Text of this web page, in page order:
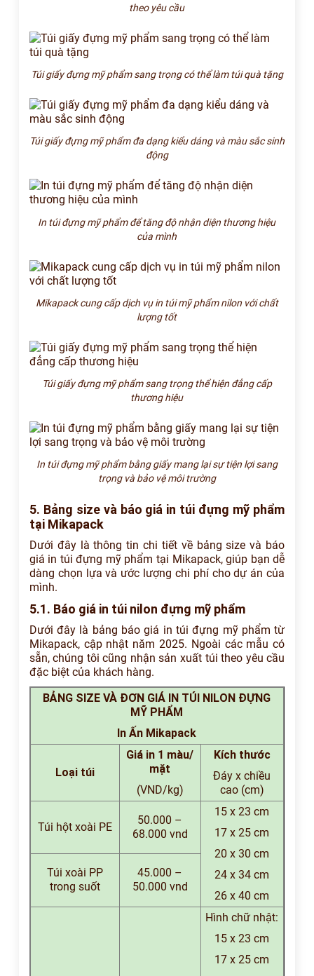
theo yêu cầu
Túi giấy đựng mỹ phẩm sang trọng có thể làm túi quà tặng
Túi giấy đựng mỹ phẩm đa dạng kiểu dáng và màu sắc sinh
động
In túi đựng mỹ phẩm để tăng độ nhận diện thương hiệu
của mình
Mikapack cung cấp dịch vụ in túi mỹ phẩm nilon với chất
lượng tốt
Túi giấy đựng mỹ phẩm sang trọng thể hiện đẳng cấp
thương hiệu
In túi đựng mỹ phẩm bằng giấy mang lại sự tiện lợi sang
trọng và bảo vệ môi trường
5. Bảng size và báo giá in túi đựng mỹ phẩm
tại Mikapack
Dưới đây là thông tin chi tiết về bảng size và báo
giá in túi đựng mỹ phẩm tại Mikapack, giúp bạn dễ
dàng chọn lựa và ước lượng chi phí cho dự án của
mình.
5.1. Báo giá in túi nilon đựng mỹ phẩm
Dưới đây là bảng báo giá in túi đựng mỹ phẩm từ
Mikapack, cập nhật năm 2025. Ngoài các mẫu có
sẵn, chúng tôi cũng nhận sản xuất túi theo yêu cầu
đặc biệt của khách hàng.
BẢNG SIZE VÀ ĐƠN GIÁ IN TÚI NILON ĐỰNG
MỸ PHẨM
In Ấn Mikapack
Loại túi
Giá in 1 màu/
mặt
(VND/kg)
Kích thước
Đáy x chiều
cao (cm)
Túi hột xoài PE
50.000 –
68.000 vnd
15 x 23 cm
17 x 25 cm
20 x 30 cm
24 x 34 cm
26 x 40 cm
Túi xoài PP
trong suốt
45.000 –
50.000 vnd
Hình chữ nhật:
15 x 23 cm
17 x 25 cm